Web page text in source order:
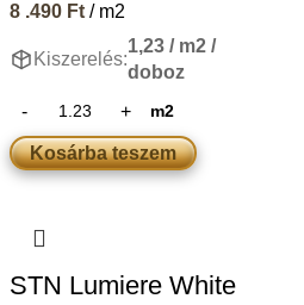
8 .490 Ft/ m2
Kiszerelés:
1,23 / m2 /
doboz
m2
Kosárba teszem
STN Lumiere White